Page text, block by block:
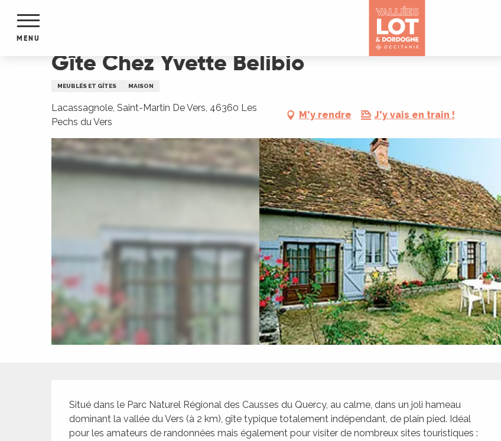
contenu
MENU
Gîte Chez Yvette Belibio
MEUBLÉS ET GÎTES MAISON
Lacassagnole, Saint-Martin De Vers, 46360 Les
Pechs du Vers
M'y rendre J'y vais en train !
Description
Situé dans le Parc Naturel Régional des Causses du Quercy, au calme, dans un joli hameau
dominant la vallée du Vers (à 2 km), gîte typique totalement indépendant, de plain pied. Idéal
pour les amateurs de randonnées mais également pour visiter de nombreux sites touristiques :